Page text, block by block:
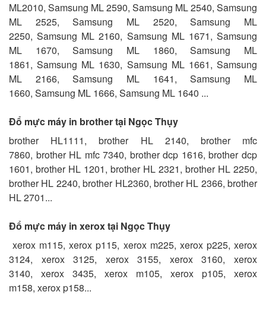
ML2010, Samsung ML 2590, Samsung ML 2540, Samsung
ML 2525, Samsung ML 2520, Samsung ML
2250, Samsung ML 2160, Samsung ML 1671, Samsung
ML 1670, Samsung ML 1860, Samsung ML
1861, Samsung ML 1630, Samsung ML 1661, Samsung
ML 2166, Samsung ML 1641, Samsung ML
1660, Samsung ML 1666, Samsung ML 1640 ...
Đổ mực máy in brother tại Ngọc Thụy
brother HL1111, brother HL 2140, brother mfc
7860, brother HL mfc 7340, brother dcp 1616, brother dcp
1601, brother HL 1201, brother HL 2321, brother HL 2250,
brother HL 2240, brother HL2360, brother HL 2366, brother
HL 2701...
Đổ mực máy in xerox tại Ngọc Thụy
xerox m115, xerox p115, xerox m225, xerox p225, xerox
3124, xerox 3125, xerox 3155, xerox 3160, xerox
3140, xerox 3435, xerox m105, xerox p105, xerox
m158, xerox p158...